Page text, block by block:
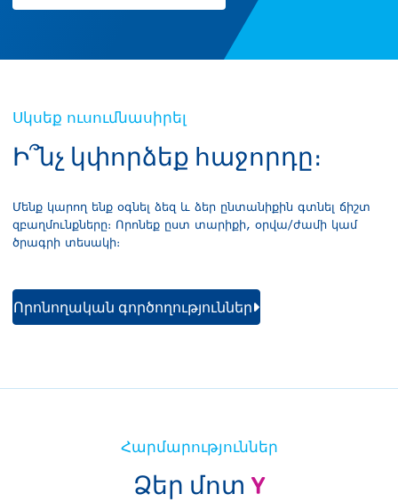
Սկսեք ուսումնասիրել
Ի՞նչ կփորձեք հաջորդը։
Մենք կարող ենք օգնել ձեզ և ձեր ընտանիքին գտնել ճիշտ
զբաղմունքները։ Որոնեք ըստ տարիքի, օրվա/ժամի կամ
ծրագրի տեսակի։
Որոնողական գործողություններ
Հարմարություններ
Ձեր մոտ Y